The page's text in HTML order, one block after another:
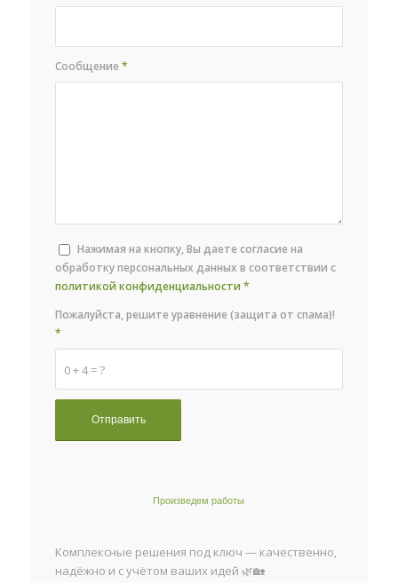
Сообщение*
Нажимая на кнопку, Вы даете согласие на
обработку персональных данных в соответствии с
политикой конфиденциальности *
0 + 4 = ?
Пожалуйста, решите уравнение (защита от спама)!
*
Произведем работы
Комплексные решения под ключ — качественно,
надёжно и с учётом ваших идей 🌿🏡